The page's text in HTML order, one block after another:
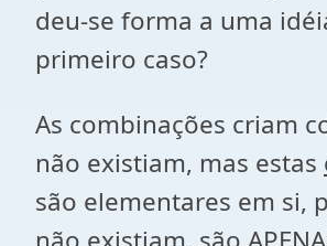
deu-se forma a uma
primeiro caso?
As combinações criam
não existiam, mas estas
são elementares em si,